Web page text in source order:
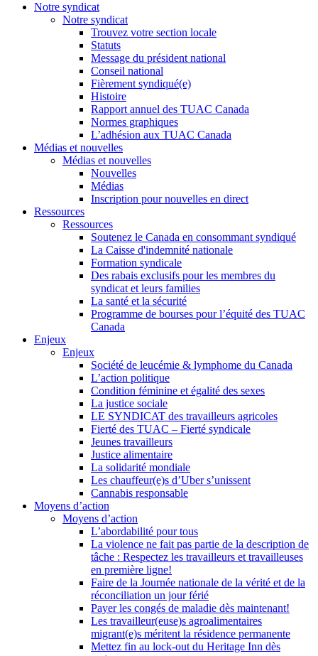
Notre syndicat
Notre syndicat
Trouvez votre section locale
Statuts
Message du président national
Conseil national
Fièrement syndiqué(e)
Histoire
Rapport annuel des TUAC Canada
Normes graphiques
L’adhésion aux TUAC Canada
Médias et nouvelles
Médias et nouvelles
Nouvelles
Médias
Inscription pour nouvelles en direct
Ressources
Ressources
Soutenez le Canada en consommant syndiqué
La Caisse d'indemnité nationale
Formation syndicale
Des rabais exclusifs pour les membres du
syndicat et leurs families
La santé et la sécurité
Programme de bourses pour l’équité des TUAC
Canada
Enjeux
Enjeux
Société de leucémie & lymphome du Canada
L’action politique
Condition féminine et égalité des sexes
La justice sociale
LE SYNDICAT des travailleurs agricoles
Fierté des TUAC – Fierté syndicale
Jeunes travailleurs
Justice alimentaire
La solidarité mondiale
Les chauffeur(e)s d’Uber s’unissent
Cannabis responsable
Moyens d’action
Moyens d’action
L’abordabilité pour tous
La violence ne fait pas partie de la description de
tâche : Respectez les travailleurs et travailleuses
en première ligne!
Faire de la Journée nationale de la vérité et de la
réconciliation un jour férié
Payer les congés de maladie dès maintenant!
Les travailleur(euse)s agroalimentaires
migrant(e)s méritent la résidence permanente
Mettez fin au lock-out du Heritage Inn dès